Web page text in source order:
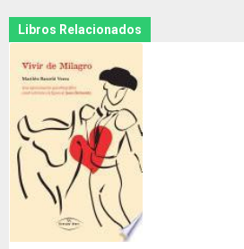
Libros Relacionados